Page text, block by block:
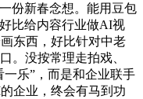
份新春念想。能用豆包
比给内容行业做AI视
东西，好比针对中老
。没按常理走拍戏、
乐”，而是和企业联手
企业，终会有马到功